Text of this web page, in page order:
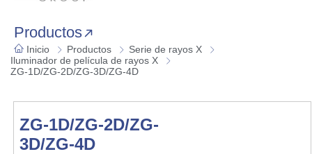
Productos
Inicio Productos
Serie de rayos X
Iluminador de película de rayos X
ZG-1D/ZG-2D/ZG-3D/ZG-4D
ZG-1D/ZG-2D/ZG-
3D/ZG-4D